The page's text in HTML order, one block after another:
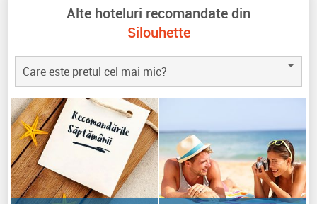
Alte hoteluri recomandate din
Silouhette
Care este pretul cel mai mic?